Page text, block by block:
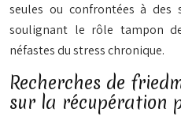
seules ou confrontées à des
soulignant le rôle tampon
néfastes du stress chronique.
Recherches de
sur la récupération